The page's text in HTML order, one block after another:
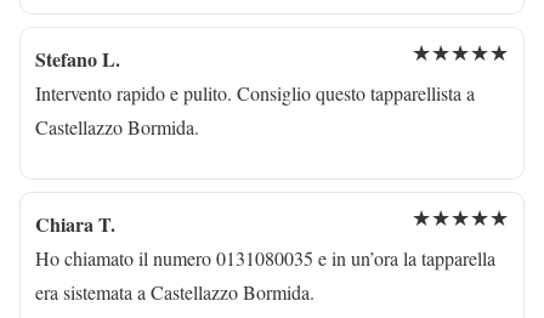
Stefano L. ★★★★★
Intervento rapido e pulito. Consiglio questo tapparellista a
Castellazzo Bormida.
Chiara T. ★★★★★
Ho chiamato il numero 0131080035 e in un’ora la tapparella
era sistemata a Castellazzo Bormida.